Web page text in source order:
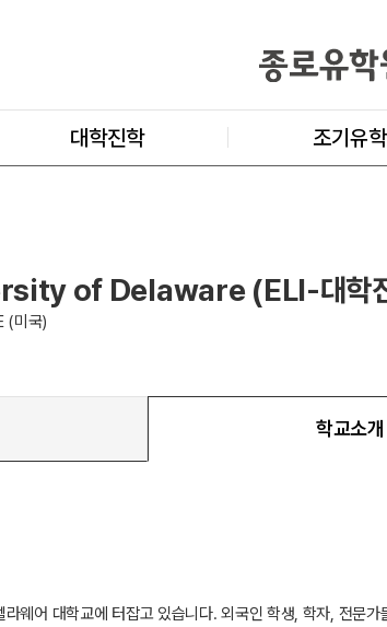
대학진학 조기유학
of Delaware (ELI-대학
(미국)
학교소개
웨어 대학교에 터잡고 있습니다. 외국인 학생, 학자, 전문